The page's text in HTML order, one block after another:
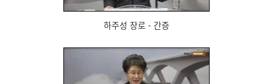
하주성 장로 - 간증